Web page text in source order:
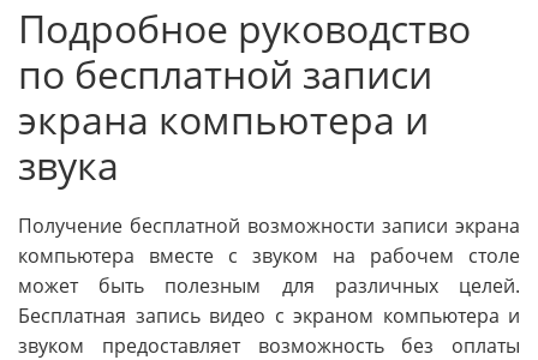
Подробное руководство
по бесплатной записи
экрана компьютера и
звука
Получение бесплатной возможности записи экрана
компьютера вместе с звуком на рабочем столе
может быть полезным для различных целей.
Бесплатная запись видео с экраном компьютера и
звуком предоставляет возможность без оплаты